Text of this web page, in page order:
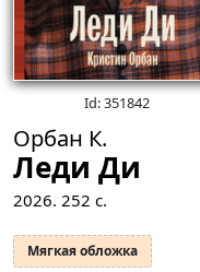
Id: 351842
Орбан К.
Леди Ди
2026. 252 с.
Мягкая обложка